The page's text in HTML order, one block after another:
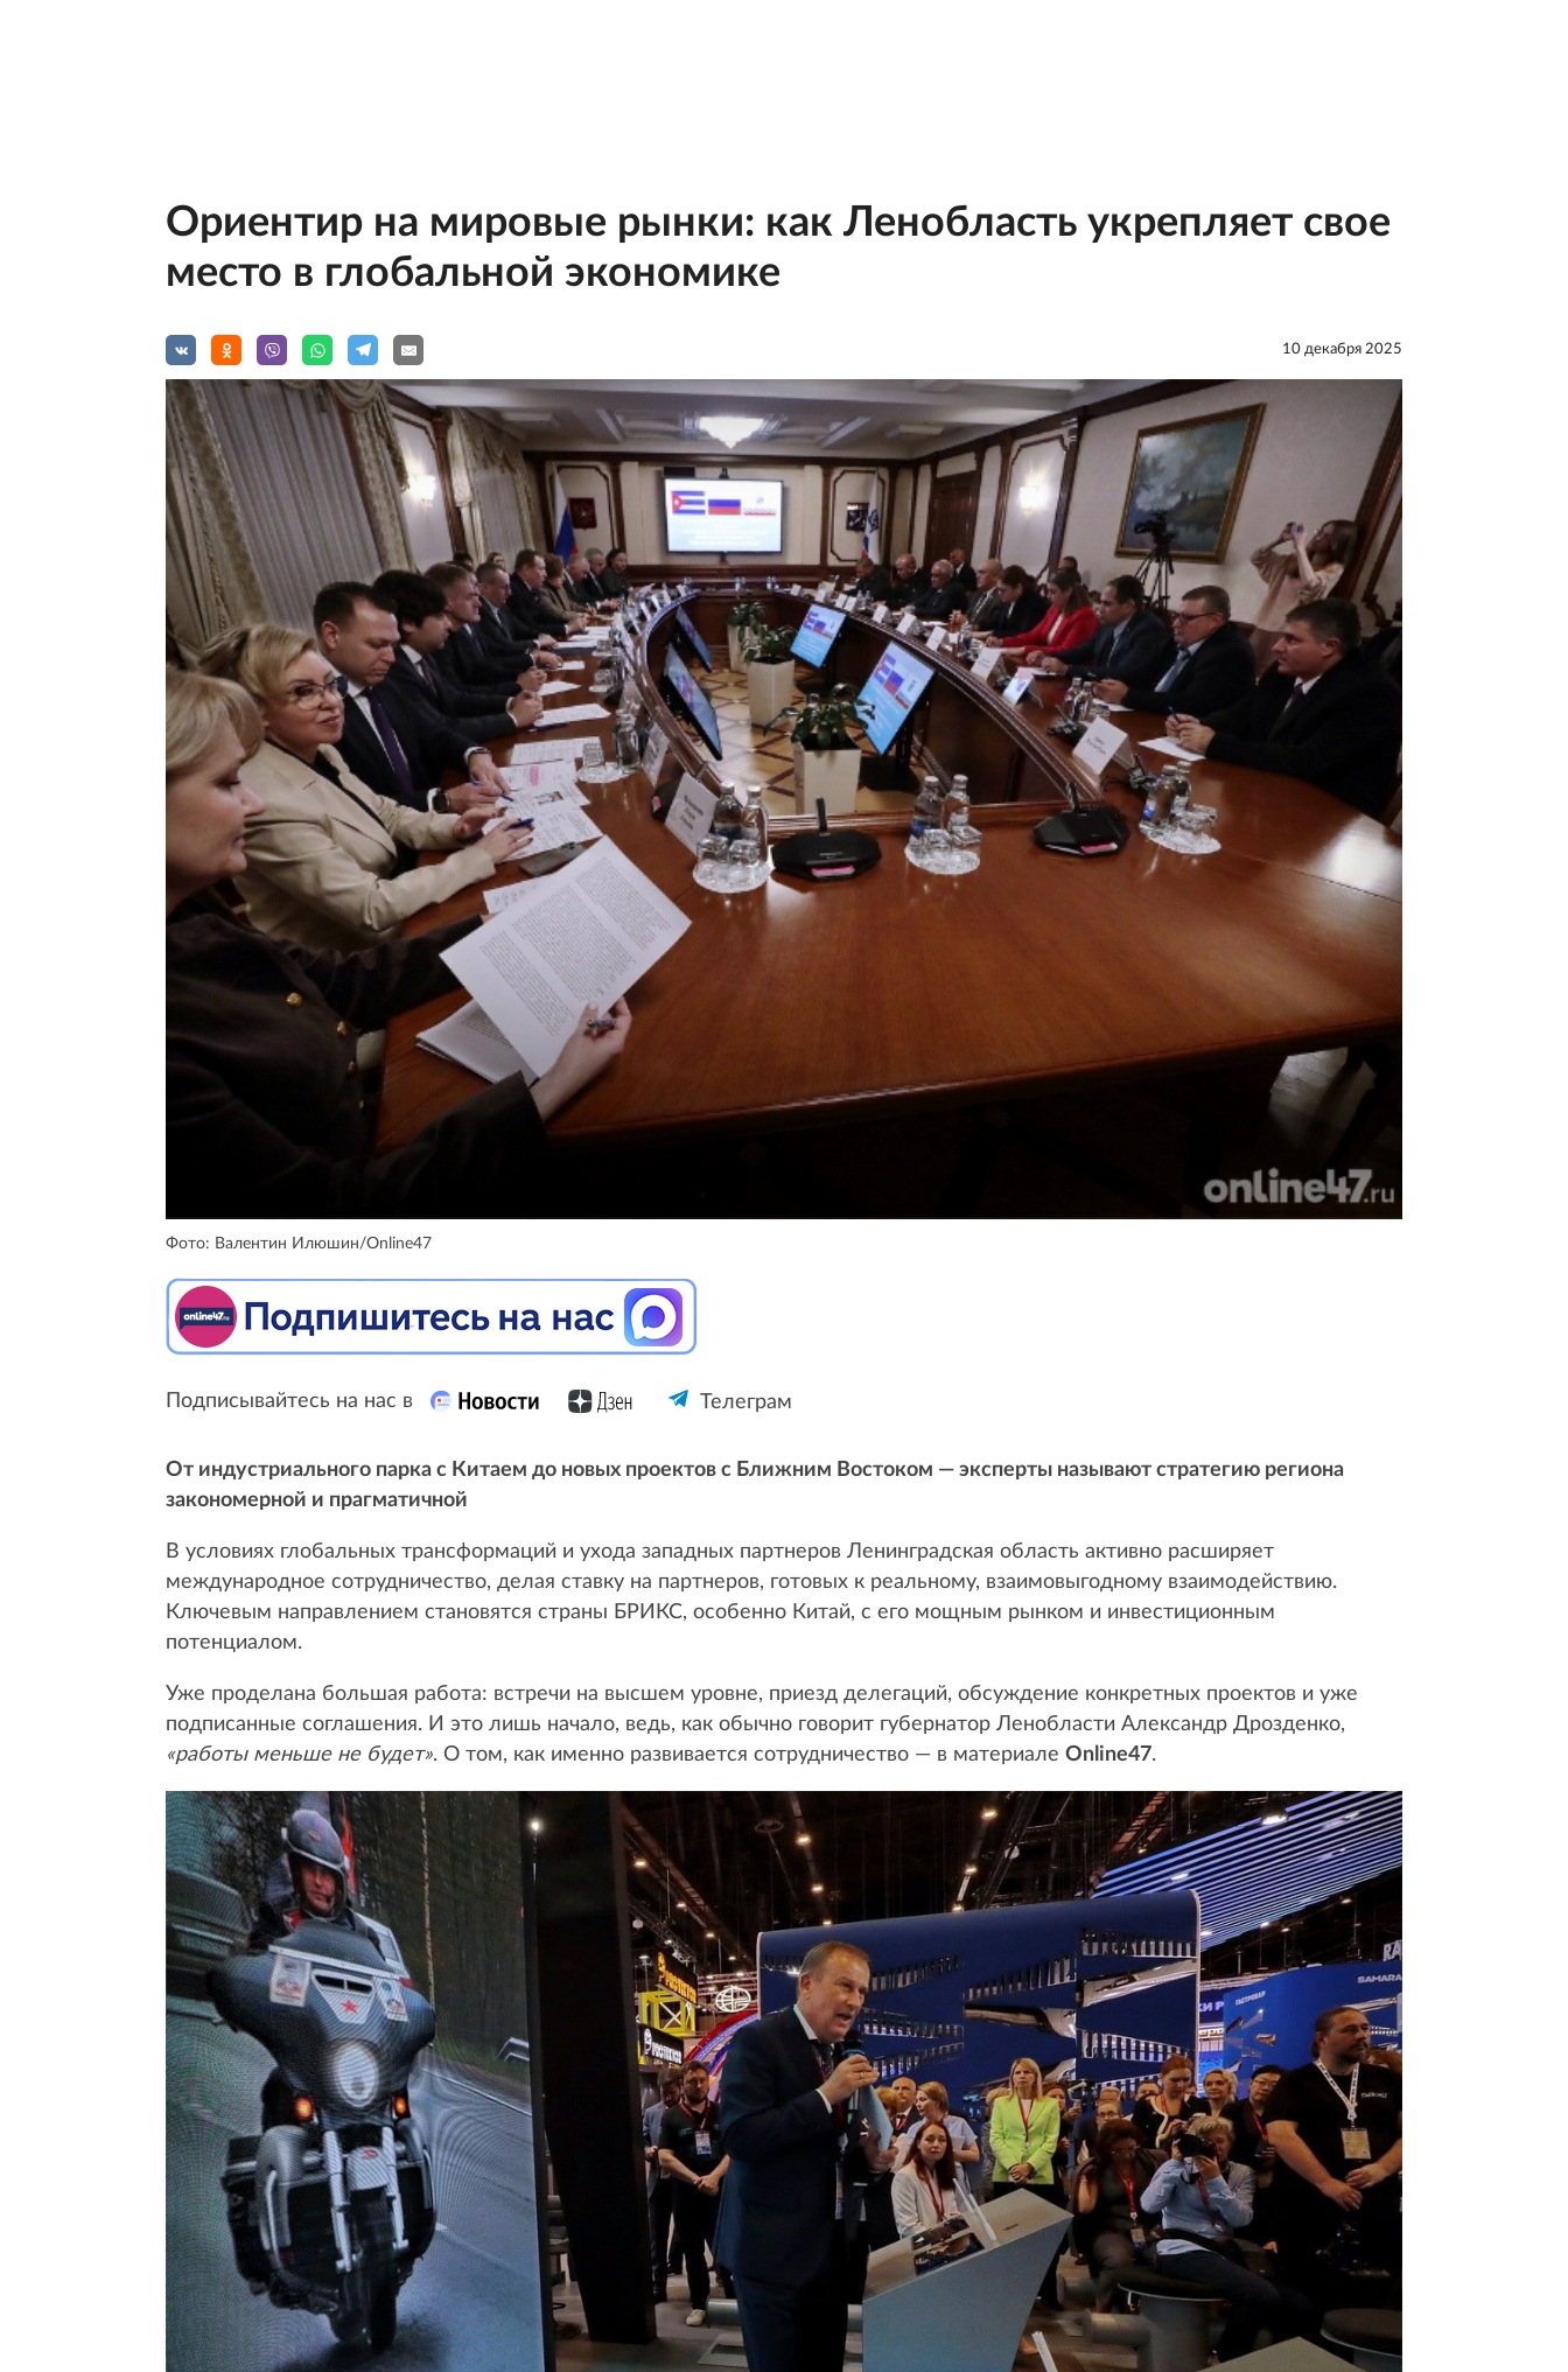
Ориентир на мировые рынки: как Ленобласть укрепляет свое
место в глобальной экономике
10 декабря 2025
Фото: Валентин Илюшин/Online47
Подписывайтесь на нас в Телеграм
От индустриального парка с Китаем до новых проектов с Ближним Востоком — эксперты называют стратегию региона
закономерной и прагматичной
В условиях глобальных трансформаций и ухода западных партнеров Ленинградская область активно расширяет
международное сотрудничество, делая ставку на партнеров, готовых к реальному, взаимовыгодному взаимодействию.
Ключевым направлением становятся страны БРИКС, особенно Китай, с его мощным рынком и инвестиционным
потенциалом.
Уже проделана большая работа: встречи на высшем уровне, приезд делегаций, обсуждение конкретных проектов и уже
подписанные соглашения. И это лишь начало, ведь, как обычно говорит губернатор Ленобласти Александр Дрозденко,
«работы меньше не будет». О том, как именно развивается сотрудничество — в материале Online47.